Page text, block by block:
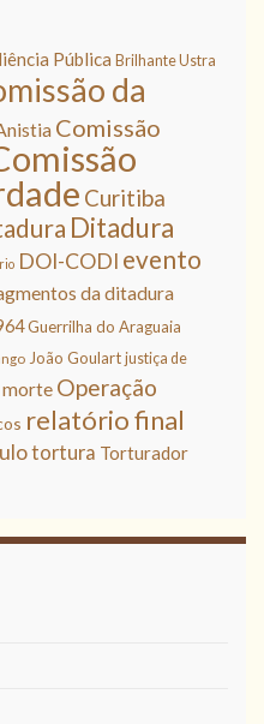
Pública Brilhante Ustra
da
Comissão
Curitiba
Ditadura
DOI-CODI evento
da ditadura
Guerrilha do Araguaia
João Goulart justiça de
morte Operação
relatório final
tortura Torturador